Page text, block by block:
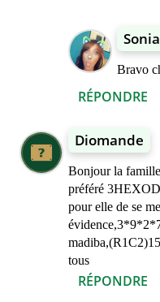
RÉPONDRE
Bravo
Diomande
Bonjour la
préféré
pour elle de se
tous
RÉPONDRE